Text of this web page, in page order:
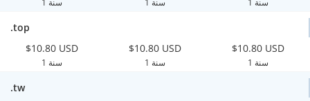
.top
$10.80 USD
1 سنة
$10.80 USD
1 سنة
$10.80 USD
1 سنة
.tw